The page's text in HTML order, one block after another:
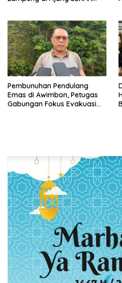
Pembunuhan Pendulang
Emas di Awimbon, Petugas
Gabungan Fokus Evakuasi